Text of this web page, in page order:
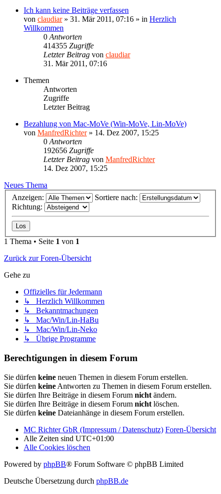
Ich kann keine Beiträge verfassen
von claudiar» 31. Mär 2011, 07:16 » in Herzlich
Willkommen
0 Antworten
414355 Zugriffe
Letzter Beitrag von claudiar
31. Mär 2011, 07:16
Themen
Antworten
Zugriffe
Letzter Beitrag
Bezahlung von Mac-MoVe (Win-MoVe, Lin-MoVe)
von ManfredRichter» 14. Dez 2007, 15:25
0 Antworten
192656 Zugriffe
Letzter Beitrag von ManfredRichter
14. Dez 2007, 15:25
Neues Thema
Anzeigen:
Sortiere nach:
Richtung:
1 Thema • Seite 1 von 1
Zurück zur Foren-Übersicht
Gehe zu
Offizielles für Jedermann
↳ Herzlich Willkommen
↳ Bekanntmachungen
↳ Mac/Win/Lin-HaBu
↳ Mac/Win/Lin-Neko
↳ Übrige Programme
Berechtigungen in diesem Forum
Sie dürfen keine neuen Themen in diesem Forum erstellen.
Sie dürfen keine Antworten zu Themen in diesem Forum erstellen.
Sie dürfen Ihre Beiträge in diesem Forum nicht ändern.
Sie dürfen Ihre Beiträge in diesem Forum nicht löschen.
Sie dürfen keine Dateianhänge in diesem Forum erstellen.
MC Richter GbR (Impressum / Datenschutz) Foren-Übersicht
Alle Zeiten sind UTC+01:00
Alle Cookies löschen
Powered by phpBB® Forum Software © phpBB Limited
Deutsche Übersetzung durch phpBB.de